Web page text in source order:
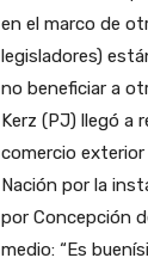
en el marco de
legisladores)
no beneficiar a
Kerz (PJ) llegó a
comercio
Nación por la
por Concepción
medio: “Es